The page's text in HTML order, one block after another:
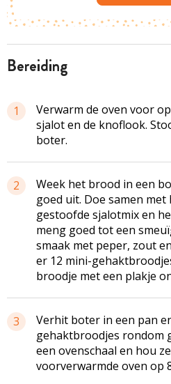
bereiding
1
Verwarm de oven voor
sjalot en de knoflook.
boter.
2
Week het brood in een
goed uit. Doe samen met
gestoofde sjalotmixen
meng goed tot een
smaak met peper, zout
er 12 mini-
broodje met een plakje
3
Verhit boter in een pan
gehaktbroodjes rondom
een ovenschaal en hou
voorverwarmde oven op